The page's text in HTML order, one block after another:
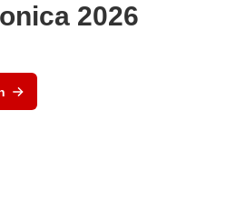
2026